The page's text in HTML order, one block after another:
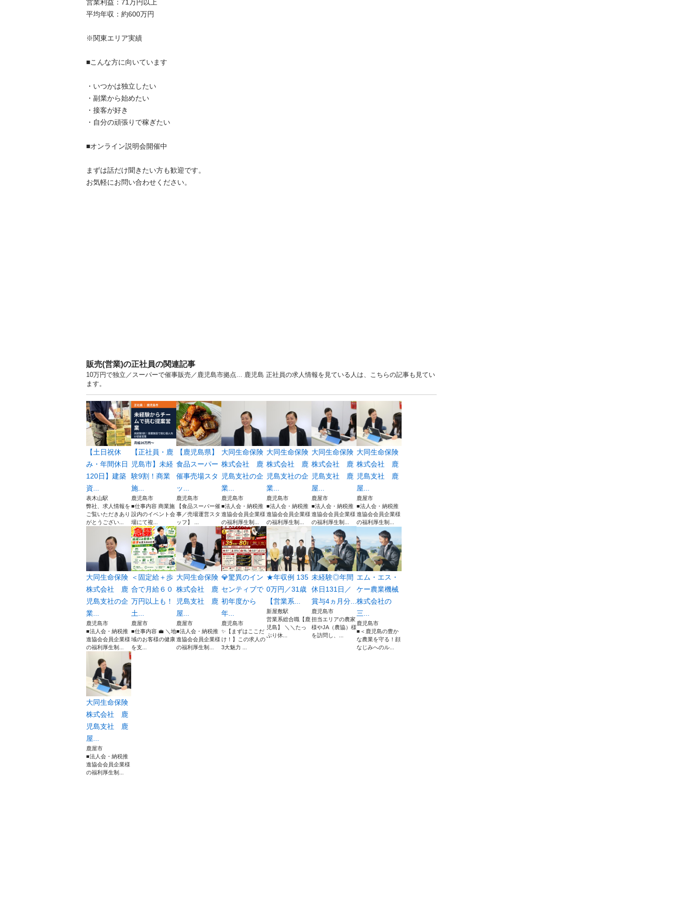
営業利益：71万円以上
平均年収：約600万円
※関東エリア実績
■こんな方に向いています
・いつかは独立したい
・副業から始めたい
・接客が好き
・自分の頑張りで稼ぎたい
■オンライン説明会開催中
まずは話だけ聞きたい方も歓迎です。
お気軽にお問い合わせください。
販売(営業)の正社員の関連記事
10万円で独立／スーパーで催事販売／鹿児島市拠点... 鹿児島 正社員の求人情報を見ている人は、こちらの記事も見てい
ます。
【土日祝休
み・年間休日
120日】建築
資...
表木山駅
弊社、求人情報を
ご覧いただきあり
がとうござい...
【正社員・鹿
児島市】未経
験9割！商業
施...
鹿児島市
■仕事内容 商業施
設内のイベント会
場にて複...
【鹿児島県】
食品スーパー
催事売場スタ
ッ...
鹿児島市
【食品スーパー催
事／売場運営スタ
ッフ】 ...
大同生命保険
株式会社 鹿
児島支社の企
業...
鹿児島市
■法人会・納税推
進協会会員企業様
の福利厚生制...
大同生命保険
株式会社 鹿
児島支社の企
業...
鹿児島市
■法人会・納税推
進協会会員企業様
の福利厚生制...
大同生命保険
株式会社 鹿
児島支社 鹿
屋...
鹿屋市
■法人会・納税推
進協会会員企業様
の福利厚生制...
大同生命保険
株式会社 鹿
児島支社 鹿
屋...
鹿屋市
■法人会・納税推
進協会会員企業様
の福利厚生制...
大同生命保険
株式会社 鹿
児島支社の企
業...
鹿児島市
■法人会・納税推
進協会会員企業様
の福利厚生制...
＜固定給＋歩
合で月給６０
万円以上も！
土...
鹿屋市
■仕事内容 💼 ＼地
域のお客様の健康
を支...
大同生命保険
株式会社 鹿
児島支社 鹿
屋...
鹿屋市
■法人会・納税推
進協会会員企業様
の福利厚生制...
💎驚異のイン
センティブで
初年度から
年...
鹿児島市
✨【まずはここだ
け！】この求人の
3大魅力 ...
★年収例 135
0万円／31歳
【営業系...
新屋敷駅
営業系総合職【鹿
児島】 ＼＼たっ
ぷり休...
未経験◎年間
休日131日／
賞与4ヵ月分...
鹿児島市
担当エリアの農家
様やJA（農協）様
を訪問し、...
エム・エス・
ケー農業機械
株式会社の
三...
鹿児島市
■＜鹿児島の豊か
な農業を守る！顔
なじみへのル...
大同生命保険
株式会社 鹿
児島支社 鹿
屋...
鹿屋市
■法人会・納税推
進協会会員企業様
の福利厚生制...